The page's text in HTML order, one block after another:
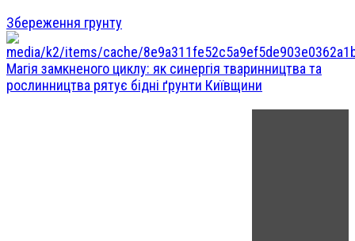
Збереження грунту
Магія замкненого циклу: як синергія тваринництва та
рослинництва рятує бідні ґрунти Київщини